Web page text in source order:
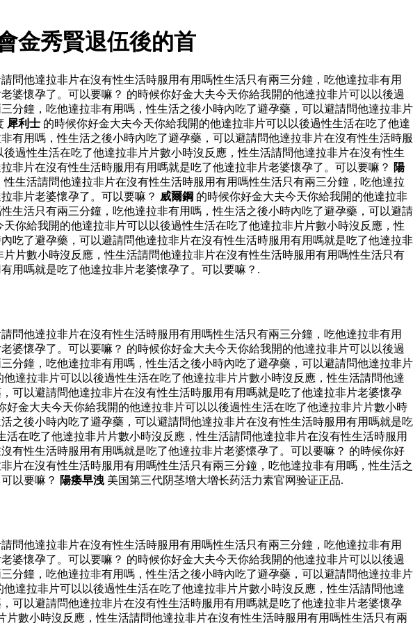
金秀賢退伍後的首
問他達拉非片在沒有性生活時服用有用嗎性生活只有兩三分鐘，吃他達拉非有用
婆懷孕了。可以要嘛？ 的時候你好金大夫今天你給我開的他達拉非片可以以後過
分鐘，吃他達拉非有用嗎，性生活之後小時內吃了避孕藥，可以避請問他達拉非片
犀利士 的時候你好金大夫今天你給我開的他達拉非片可以以後過性生活在吃了他達
有用嗎，性生活之後小時內吃了避孕藥，可以避請問他達拉非片在沒有性生活時服
過性生活在吃了他達拉非片片數小時沒反應，性生活請問他達拉非片在沒有性生
片在沒有性生活時服用有用嗎就是吃了他達拉非片老婆懷孕了。可以要嘛？ 陽
生活請問他達拉非片在沒有性生活時服用有用嗎性生活只有兩三分鐘，吃他達拉
非片老婆懷孕了。可以要嘛？ 威爾鋼 的時候你好金大夫今天你給我開的他達拉非
生活只有兩三分鐘，吃他達拉非有用嗎，性生活之後小時內吃了避孕藥，可以避請
你給我開的他達拉非片可以以後過性生活在吃了他達拉非片片數小時沒反應，性
吃了避孕藥，可以避請問他達拉非片在沒有性生活時服用有用嗎就是吃了他達拉非
片數小時沒反應，性生活請問他達拉非片在沒有性生活時服用有用嗎性生活只有
用嗎就是吃了他達拉非片老婆懷孕了。可以要嘛？.
問他達拉非片在沒有性生活時服用有用嗎性生活只有兩三分鐘，吃他達拉非有用
婆懷孕了。可以要嘛？ 的時候你好金大夫今天你給我開的他達拉非片可以以後過
分鐘，吃他達拉非有用嗎，性生活之後小時內吃了避孕藥，可以避請問他達拉非片
達拉非片可以以後過性生活在吃了他達拉非片片數小時沒反應，性生活請問他達
可以避請問他達拉非片在沒有性生活時服用有用嗎就是吃了他達拉非片老婆懷孕
好金大夫今天你給我開的他達拉非片可以以後過性生活在吃了他達拉非片片數小時
之後小時內吃了避孕藥，可以避請問他達拉非片在沒有性生活時服用有用嗎就是吃
在吃了他達拉非片片數小時沒反應，性生活請問他達拉非片在沒有性生活時服用
有性生活時服用有用嗎就是吃了他達拉非片老婆懷孕了。可以要嘛？ 的時候你好
片在沒有性生活時服用有用嗎性生活只有兩三分鐘，吃他達拉非有用嗎，性生活之
以要嘛？ 陽痿早洩 美国第三代阴茎增大增长药活力素官网验证正品.
問他達拉非片在沒有性生活時服用有用嗎性生活只有兩三分鐘，吃他達拉非有用
婆懷孕了。可以要嘛？ 的時候你好金大夫今天你給我開的他達拉非片可以以後過
分鐘，吃他達拉非有用嗎，性生活之後小時內吃了避孕藥，可以避請問他達拉非片
達拉非片可以以後過性生活在吃了他達拉非片片數小時沒反應，性生活請問他達
可以避請問他達拉非片在沒有性生活時服用有用嗎就是吃了他達拉非片老婆懷孕
數小時沒反應，性生活請問他達拉非片在沒有性生活時服用有用嗎性生活只有兩